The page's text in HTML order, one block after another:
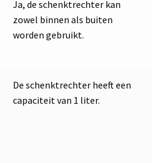
Ja, de schenktrechter kan
zowel binnen als buiten
worden gebruikt.
De schenktrechter heeft een
capaciteit van 1 liter.